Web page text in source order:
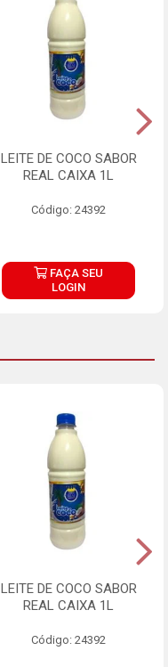
LEITE DE COCO SABOR
REAL CAIXA 1L
Código: 24392
FAÇA SEU
LOGIN
LEITE DE COCO SABOR
REAL CAIXA 1L
Código: 24392